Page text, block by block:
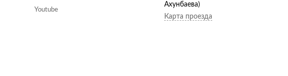
Youtube
Ахунбаева)
Карта проезда